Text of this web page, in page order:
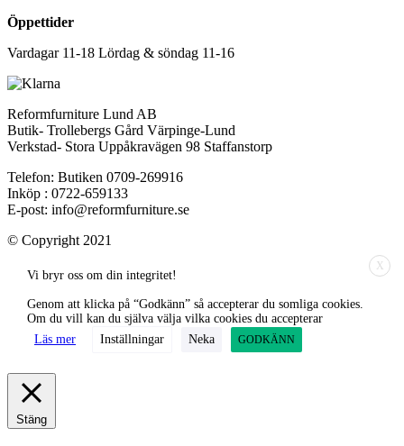
Öppettider
Vardagar 11-18 Lördag & söndag 11-16
Reformfurniture Lund AB
Butik- Trollebergs Gård Värpinge-Lund
Verkstad- Stora Uppåkravägen 98 Staffanstorp
Telefon: Butiken 0709-269916
Inköp : 0722-659133
E-post: info@reformfurniture.se
© Copyright 2021
X
Vi bryr oss om din integritet!
Genom att klicka på “Godkänn” så accepterar du somliga cookies.
Om du vill kan du själva välja vilka cookies du accepterar
Läs mer
Inställningar Neka GODKÄNN
Stäng